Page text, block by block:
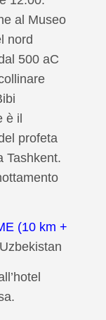
al Museo
nord
500 aC
è il
profeta
Tashkent.
(10 km +